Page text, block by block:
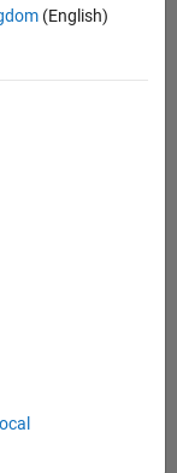
Manager
(English)